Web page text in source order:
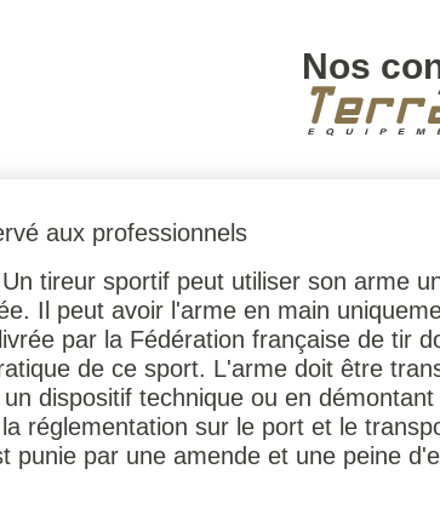
Nos
aux professionnels
tireur sportif peut utiliser son arme
Il peut avoir l'arme en main
par la Fédération française de tir
de ce sport. L'arme doit être
dispositif technique ou en
réglementation sur le port et le
punie par une amende et une peine